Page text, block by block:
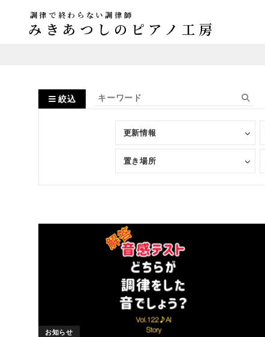
調律で終わらない調律師
みきあつしのピアノ工房
絞込
お知らせ